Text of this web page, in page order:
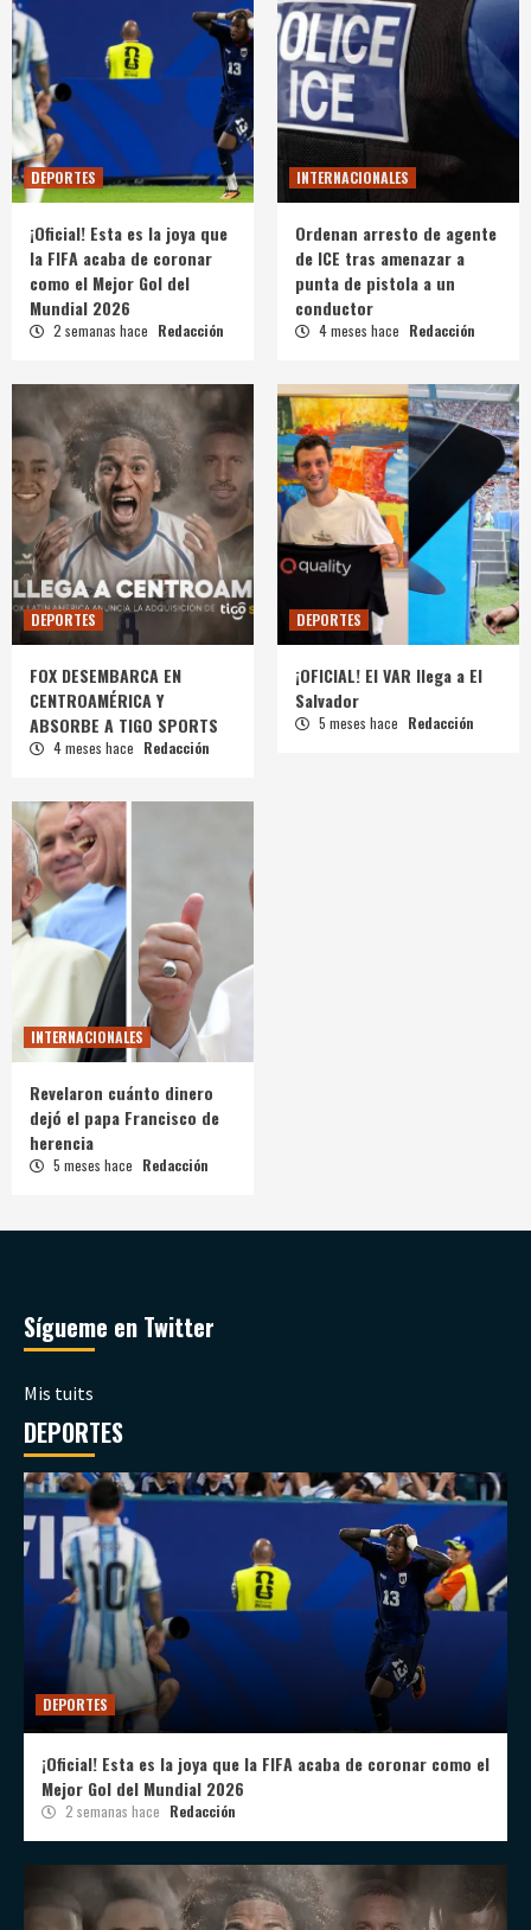
DEPORTES
¡Oficial! Esta es la joya que
la FIFA acaba de coronar
como el Mejor Gol del
Mundial 2026
2 semanas hace Redacción
INTERNACIONALES
Ordenan arresto de agente
de ICE tras amenazar a
punta de pistola a un
conductor
4 meses hace Redacción
DEPORTES
FOX DESEMBARCA EN
CENTROAMÉRICA Y
ABSORBE A TIGO SPORTS
4 meses hace Redacción
DEPORTES
¡OFICIAL! El VAR llega a El
Salvador
5 meses hace Redacción
INTERNACIONALES
Revelaron cuánto dinero
dejó el papa Francisco de
herencia
5 meses hace Redacción
Sígueme en Twitter
Mis tuits
DEPORTES
DEPORTES
¡Oficial! Esta es la joya que la FIFA acaba de coronar como el
Mejor Gol del Mundial 2026
2 semanas hace Redacción